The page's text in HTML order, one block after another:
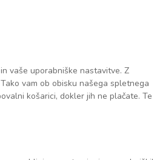
vaše uporabniške nastavitve. Z
vam ob obisku našega spletnega
košarici, dokler jih ne plačate. Te